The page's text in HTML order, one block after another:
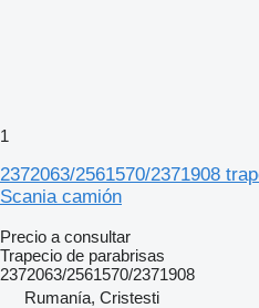
1
2372063/2561570/2371908
Scania camión
Precio a consultar
Trapecio de parabrisas
2372063/2561570/2371908
Rumanía, Cristesti